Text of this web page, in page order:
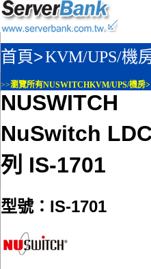
首頁>KVM/UPS/機
>>瀏覽所有NUSWITCHKVM/UPS/機房>
NUSWITCH
NuSwitch
列 IS-1701
型號：IS-1701